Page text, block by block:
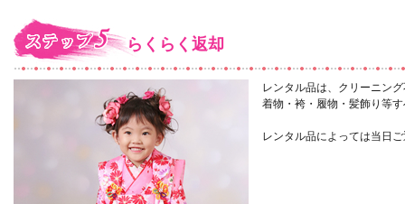
らくらく返却
レンタル品は、クリーニン
着物・袴・履物・髪飾り等
レンタル品によっては当日